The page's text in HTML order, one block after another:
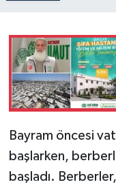
Bayram öncesi
başlarken,
başladı.